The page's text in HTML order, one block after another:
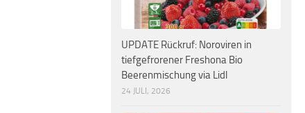
UPDATE Rückruf: Noroviren in
tiefgefrorener Freshona Bio
Beerenmischung via Lidl
24 JULI, 2026